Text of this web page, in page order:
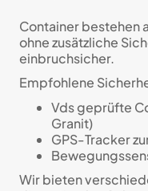
Container bestehen
ohne zusätzliche
einbruchsicher.
Empfohlene
Vds geprüfte
Granit)
GPS-Tracker
Wir bieten